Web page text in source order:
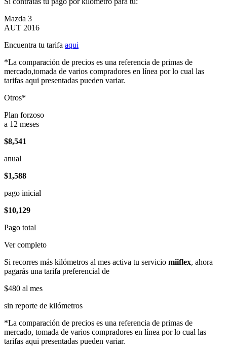
Mazda 3
AUT 2016
Encuentra tu tarifa aqui
*La comparación de precios es una referencia de primas de
mercado,tomada de varios compradores en línea por lo cual las
tarifas aqui presentadas pueden variar.
Otros*
Plan forzoso
a 12 meses
$8,541
anual
$1,588
pago inicial
$10,129
Pago total
Ver completo
Si recorres más kilómetros al mes activa tu servicio miiflex, ahora
pagarás una tarifa preferencial de
$480 al mes
sin reporte de kilómetros
*La comparación de precios es una referencia de primas de
mercado, tomada de varios compradores en línea por lo cual las
tarifas aqui presentadas pueden variar.